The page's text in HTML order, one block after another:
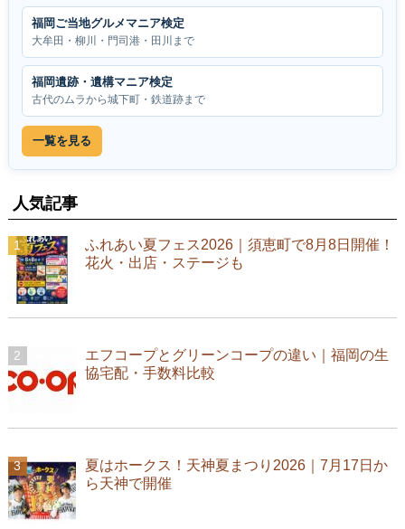
福岡ご当地グルメマニア検定
大牟田・柳川・門司港・田川まで
福岡遺跡・遺構マニア検定
古代のムラから城下町・鉄道跡まで
一覧を見る
人気記事
ふれあい夏フェス2026｜須恵町で8月8日開催！
花火・出店・ステージも
エフコープとグリーンコープの違い｜福岡の生
協宅配・手数料比較
夏はホークス！天神夏まつり2026｜7月17日か
ら天神で開催